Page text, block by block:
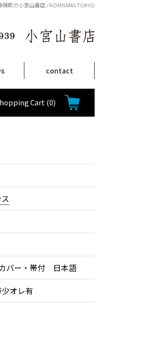
町の小宮山書店 / KOMIYAMA TOKYO
関する表示
リシー
contact
Cart (0)
ー・帯付 日本語
オレ有